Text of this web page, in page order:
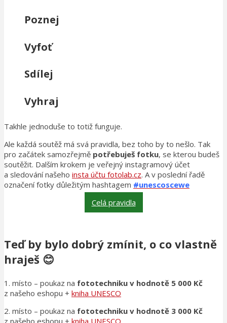
Poznej
Vyfoť
Sdílej
Vyhraj
Takhle jednoduše to totiž funguje.
Ale každá soutěž má svá pravidla, bez toho by to nešlo. Tak
pro začátek samozřejmě potřebuješ fotku, se kterou budeš
soutěžit. Dalším krokem je veřejný instagramový účet
a sledování našeho insta účtu fotolab.cz. A v poslední řadě
označení fotky důležitým hashtagem #unescoscewe
Celá pravidla
Teď by bylo dobrý zmínit, o co vlastně
hraješ 😊
1. místo – poukaz na fototechniku v hodnotě 5 000 Kč
z našeho eshopu + kniha UNESCO
2. místo – poukaz na fototechniku v hodnotě 3 000 Kč